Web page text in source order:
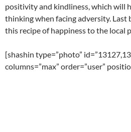
positivity and kindliness, which will
thinking when facing adversity. Last
this recipe of happiness to the local
[shashin type=”photo”
columns=”max” order=”user”